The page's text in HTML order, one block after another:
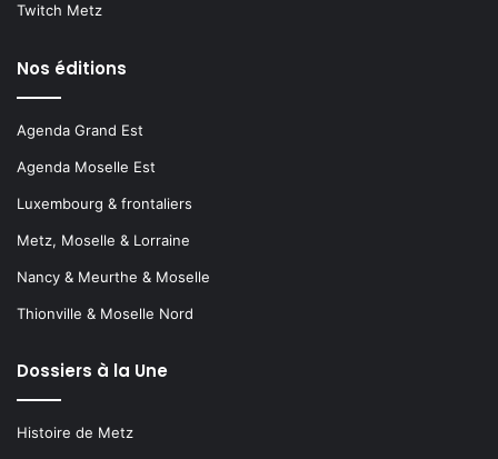
Twitch Metz
Nos éditions
Agenda Grand Est
Agenda Moselle Est
Luxembourg & frontaliers
Metz, Moselle & Lorraine
Nancy & Meurthe & Moselle
Thionville & Moselle Nord
Dossiers à la Une
Histoire de Metz